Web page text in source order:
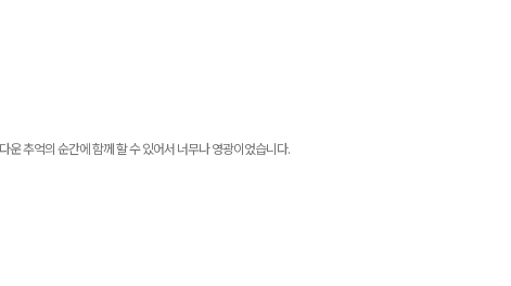
운 추억의 순간에 함께 할 수 있어서 너무나 영광이었습니다.